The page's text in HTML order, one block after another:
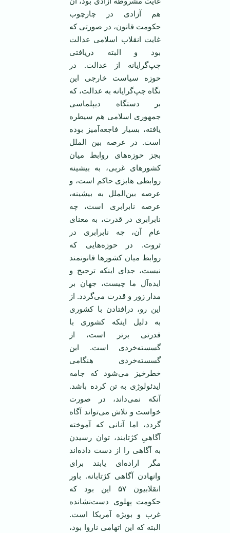
هم آزادی در چارچوب
حکومت قانون، در صورتی که
غایت انقلاب اسلامی عدالت
بود و البته دریافتی
چپ‌گرایانه از عدالت. در
حوزه سیاست خارجی این
نگاه چپ‌گرایانه به عدالت، که
بر دستگاه دیپلماسی
جمهوری اسلامی هم سیطره
یافته، بسیار فاجعه‌آمیز بوده
است. در عرصه بین الملل
بجز حوزه‌های روابط میان
کشورهای غربی، به بیشینه
روابطی هابزی حاکم است، و
عرصه بین‌الملل به بیشینه،
عرصه نابرابری است، چه
نابرابری در قدرت، به معنای
عام آن، چه نابرابری در
ثروت. در حوزه‌هایی که
روابط میان کشورها قانونمند
نیست، جدای اینکه ترجیح و
ایده‌آل ما چیست، جهان بر
مدار زور و قدرت می‌گردد. از
این رو، درافتادن با کشوری
به دلیل اینکه کشوری با
قدرتی برتر است، از
گسسته‌خردی است. این
گسسته‌خردی هنگامی
خطرخیز می‌شود که جامه
ایدئولوژی به تن کرده باشد.
آنکه نمی‌داند، در صورت
خواست و تلاش می‌تواند آگاه
گردد، اما آنانی که آموخته
آگاهیِ کژتابند، توان رسیدن
به آگاهی را از دست داده‌اند
مگر اراده‌ای یابند برای
وانهادن آگاهی کژتابانه. باور
انقلابیون ۵۷ این بود که
حکومت پهلوی دست‌نشانده
غرب و بویژه آمریکا است.
البته که این اتهامی ناروا بود،